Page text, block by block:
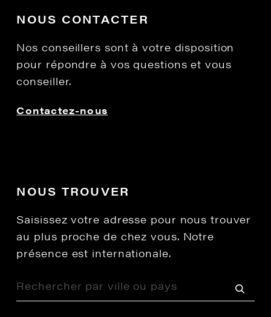
NOUS CONTACTER
Nos conseillers sont à votre disposition
pour répondre à vos questions et vous
conseiller.
Contactez-nous
NOUS TROUVER
Saisissez votre adresse pour nous trouver
au plus proche de chez vous. Notre
présence est internationale.